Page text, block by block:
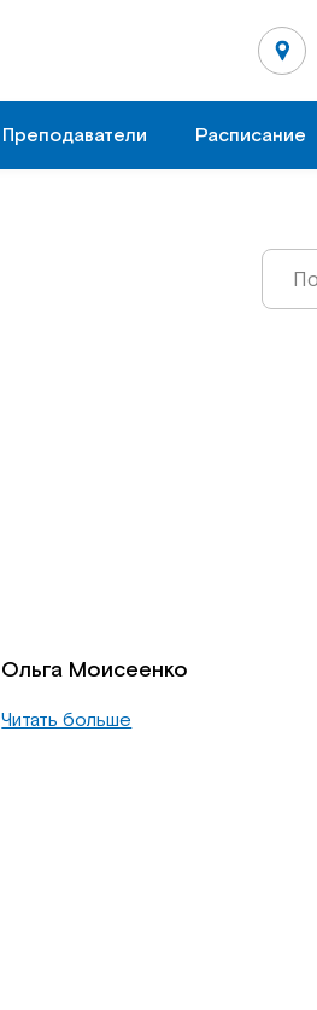
Преподаватели Расписание
Ольга Моисеенко
Читать больше